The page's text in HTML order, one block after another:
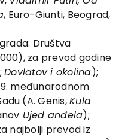
, Euro-Giunti, Beograd,
Društva
za prevod godine
;Dovlatov i okolina);
međunarodnom
(A. Genis,Kula
Ujed anđela);
najbolji prevod iz